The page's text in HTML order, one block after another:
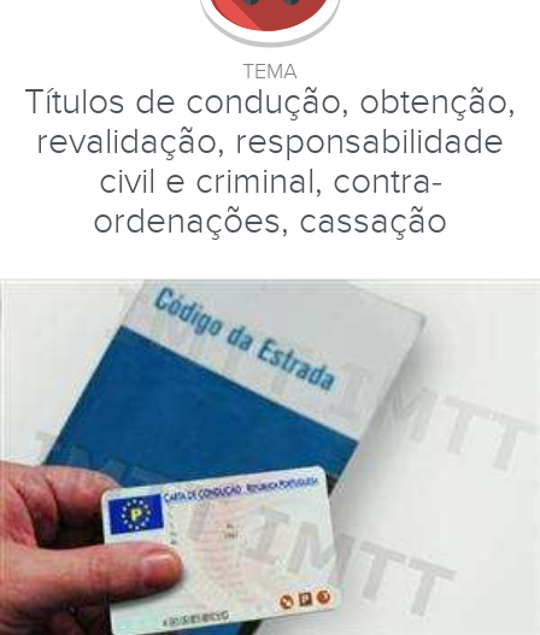
TEMA
Títulos de condução, obtenção,
revalidação, responsabilidade
civil e criminal, contra-
ordenações, cassação